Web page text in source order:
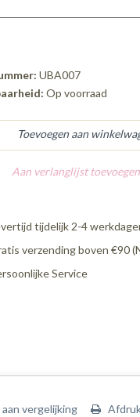
UBA007
Op voorraad
Aan verlanglijst toevoegen
tijdelijk 2-4
verzending boven €90
Service
vergelijking